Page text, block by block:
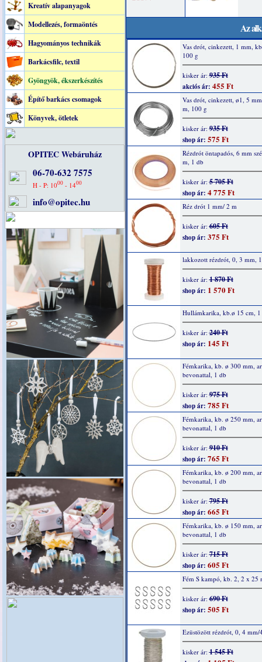
Kreatív alapanyagok
Modellezés, formaöntés
Hagyományos technikák
Barkácsfilc, textil
Gyöngyök, ékszerkészítés
Építő barkács csomagok
Könyvek, ötletek
OPITEC Webáruház
06-70-632 7575
H - P: 1000 - 1400
info@opitec.hu
Az
Vas drót, cinkezett, 1 mm,
100 g
kisker ár:935 Ft
akciós ár: 455 Ft
Vas drót, cinkezett, ø1, 5
m, 100 g
kisker ár:935 Ft
shop ár: 575 Ft
Rézdrót öntapadós, 6 mm
m, 1 db
kisker ár:5 705 Ft
shop ár: 4 775 Ft
Réz drót 1 mm/ 2 m
kisker ár:605 Ft
shop ár: 375 Ft
lakkozott rézdrót, 0, 3 mm,
kisker ár:1 870 Ft
shop ár: 1 570 Ft
Hullámkarika, kb.ø 15 cm, 1
kisker ár:240 Ft
shop ár: 145 Ft
Fémkarika, kb. ø 300 mm,
bevonattal, 1 db
kisker ár:975 Ft
shop ár: 785 Ft
Fémkarika, kb. ø 250 mm,
bevonattal, 1 db
kisker ár:910 Ft
shop ár: 765 Ft
Fémkarika, kb. ø 200 mm,
bevonattal, 1 db
kisker ár:795 Ft
shop ár: 665 Ft
Fémkarika, kb. ø 150 mm,
bevonattal, 1 db
kisker ár:715 Ft
shop ár: 605 Ft
Fém S kampó, kb. 2, 2 x 25
kisker ár:690 Ft
shop ár: 505 Ft
Ezüstözött rézdrót, 0, 4 mm/
kisker ár:1 545 Ft